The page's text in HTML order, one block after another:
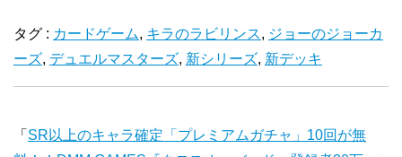
タグ : カードゲーム, キラのラビリンス, ジョーのジョーカ
ーズ, デュエルマスターズ, 新シリーズ, 新デッキ
「 SR以上のキャラ確定「プレミアムガチャ」10回が無